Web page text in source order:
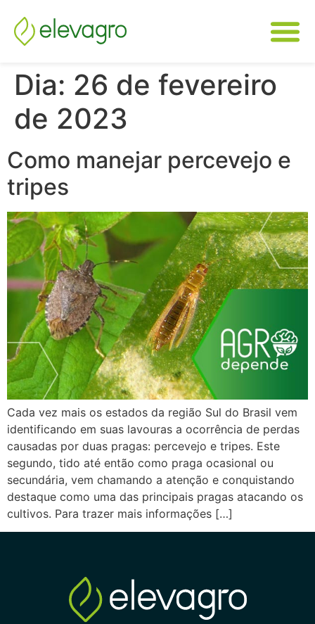
Dia: 26 de fevereiro
de 2023
Como manejar percevejo e
tripes
Cada vez mais os estados da região Sul do Brasil vem
identificando em suas lavouras a ocorrência de perdas
causadas por duas pragas: percevejo e tripes. Este
segundo, tido até então como praga ocasional ou
secundária, vem chamando a atenção e conquistando
destaque como uma das principais pragas atacando os
cultivos. Para trazer mais informações […]